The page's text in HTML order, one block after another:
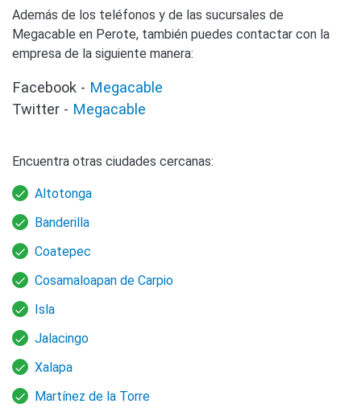
Además de los teléfonos y de las sucursales de
Megacable en Perote, también puedes contactar con la
empresa de la siguiente manera:
Facebook - Megacable
Twitter - Megacable
Encuentra otras ciudades cercanas:
Altotonga
Banderilla
Coatepec
Cosamaloapan de Carpio
Isla
Jalacingo
Xalapa
Martínez de la Torre